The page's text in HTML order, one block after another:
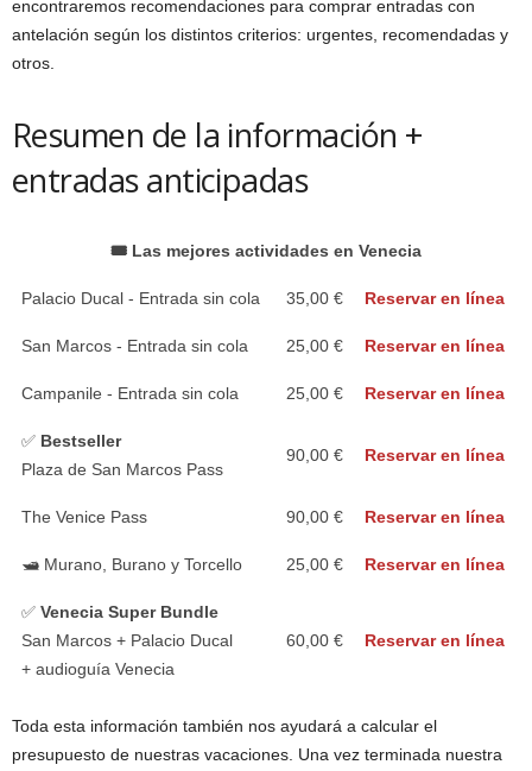
encontraremos recomendaciones para comprar entradas con
antelación según los distintos criterios: urgentes, recomendadas y
otros.
Resumen de la información +
entradas anticipadas
🎟️ Las mejores actividades en Venecia
Palacio Ducal - Entrada sin cola 35,00 € Reservar en línea
San Marcos - Entrada sin cola 25,00 € Reservar en línea
Campanile - Entrada sin cola 25,00 € Reservar en línea
✅ Bestseller
Plaza de San Marcos Pass
90,00 € Reservar en línea
The Venice Pass 90,00 € Reservar en línea
🛥️ Murano, Burano y Torcello 25,00 € Reservar en línea
✅ Venecia Super Bundle
San Marcos + Palacio Ducal
+ audioguía Venecia
60,00 € Reservar en línea
Toda esta información también nos ayudará a calcular el
presupuesto de nuestras vacaciones. Una vez terminada nuestra